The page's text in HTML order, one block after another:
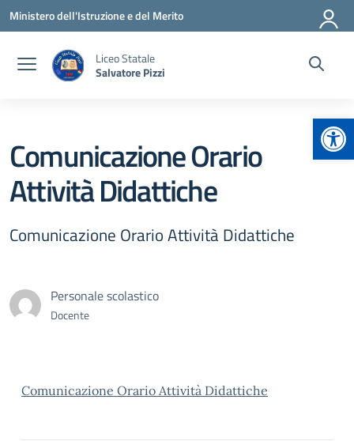
Vai ai contenuti
Vai al menu di navigazione
Vai al footer
Ministero dell'Istruzione e del Merito
Liceo Statale
Salvatore Pizzi
Comunicazione Orario
Attività Didattiche
Comunicazione Orario Attività Didattiche
Personale scolastico
Docente
Comunicazione Orario Attività Didattiche